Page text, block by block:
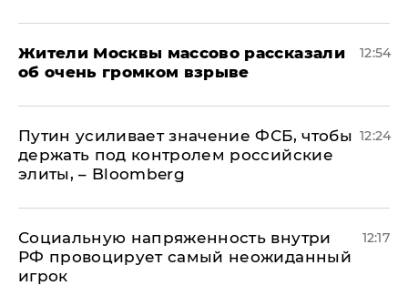
Жители Москвы массово рассказали
об очень громком взрыве
12:54
Путин усиливает значение ФСБ, чтобы
держать под контролем российские
элиты, – Bloomberg
12:24
Социальную напряженность внутри
РФ провоцирует самый неожиданный
игрок
12:17